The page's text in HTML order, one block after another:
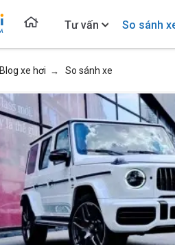
Tư vấn So sánh
Blog xe hơi → So sánh xe